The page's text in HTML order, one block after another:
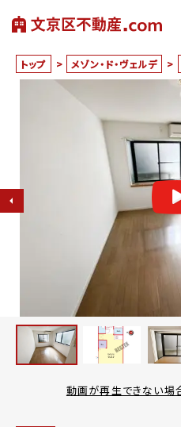
トップ > メゾン・ド・ヴェルデ >
動画が再生できない場